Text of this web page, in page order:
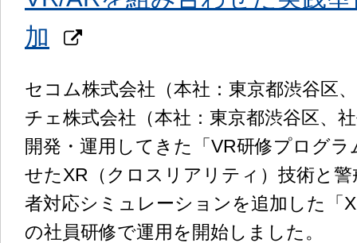
加
セコム株式会社（本社：東京都渋谷区
チェ株式会社（本社：東京都渋谷区、
開発・運用してきた「VR研修プログ
せたXR（クロスリアリティ）技術と
者対応シミュレーションを追加した「
の社員研修で運用を開始しました。